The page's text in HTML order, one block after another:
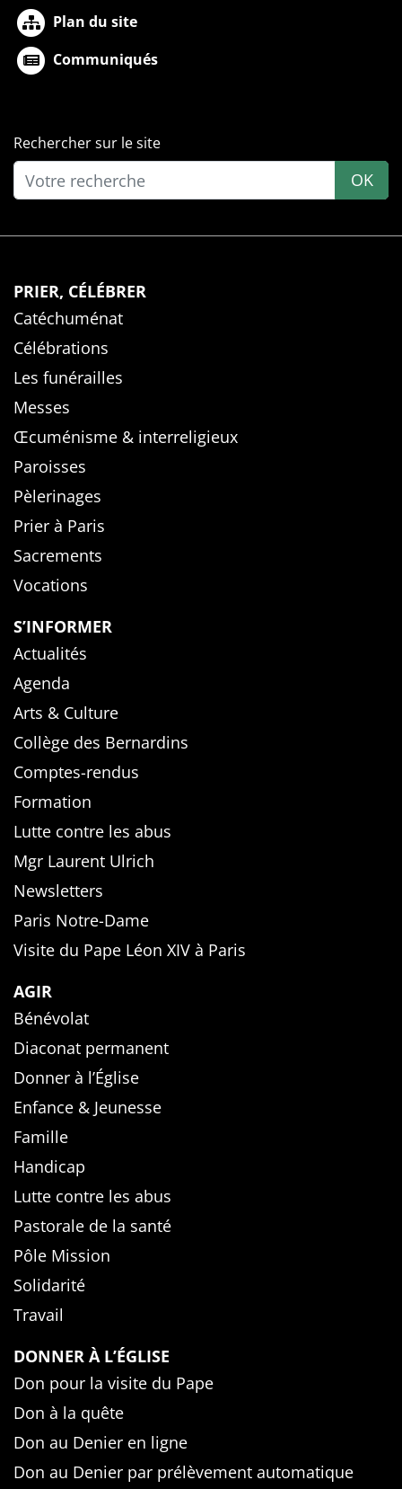
Plan du site
Communiqués
Rechercher sur le site
OK
PRIER, CÉLÉBRER
Catéchuménat
Célébrations
Les funérailles
Messes
Œcuménisme & interreligieux
Paroisses
Pèlerinages
Prier à Paris
Sacrements
Vocations
S’INFORMER
Actualités
Agenda
Arts & Culture
Collège des Bernardins
Comptes-rendus
Formation
Lutte contre les abus
Mgr Laurent Ulrich
Newsletters
Paris Notre-Dame
Visite du Pape Léon XIV à Paris
AGIR
Bénévolat
Diaconat permanent
Donner à l’Église
Enfance & Jeunesse
Famille
Handicap
Lutte contre les abus
Pastorale de la santé
Pôle Mission
Solidarité
Travail
DONNER À L’ÉGLISE
Don pour la visite du Pape
Don à la quête
Don au Denier en ligne
Don au Denier par prélèvement automatique